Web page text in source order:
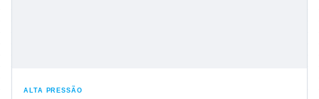
ALTA PRESSÃO